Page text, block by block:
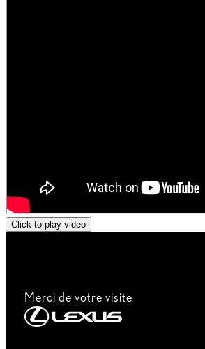
Click to play video
Merci de votre visite